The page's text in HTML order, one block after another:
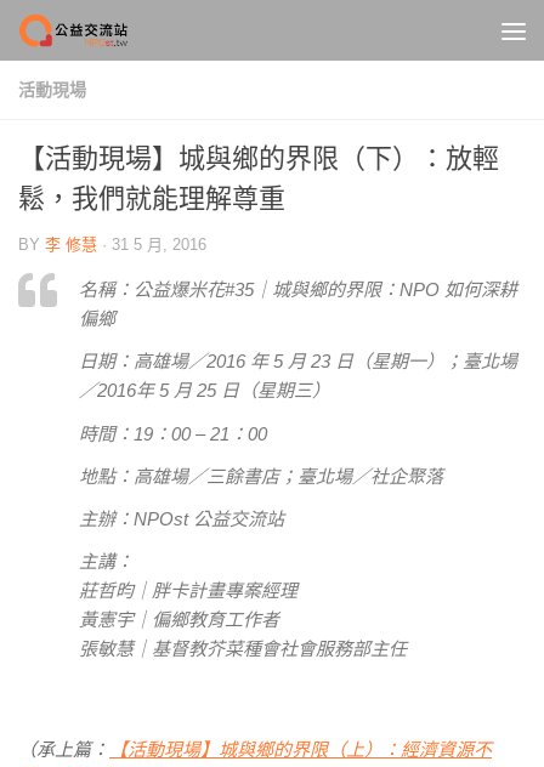
Skip to content
活動現場
【活動現場】城與鄉的界限（下）：放輕
鬆，我們就能理解尊重
BY 李 修慧 · 31 5 月, 2016
名稱：公益爆米花#35｜城與鄉的界限：NPO 如何深耕
偏鄉
日期：高雄場／2016 年 5 月 23 日（星期一）；臺北場
／2016年 5 月 25 日（星期三）
時間：19：00 – 21：00
地點：高雄場／三餘書店；臺北場／社企聚落
主辦：NPOst 公益交流站
主講：
莊哲昀｜胖卡計畫專案經理
黃憲宇｜偏鄉教育工作者
張敏慧｜基督教芥菜種會社會服務部主任
（承上篇： 【活動現場】城與鄉的界限（上）：經濟資源不